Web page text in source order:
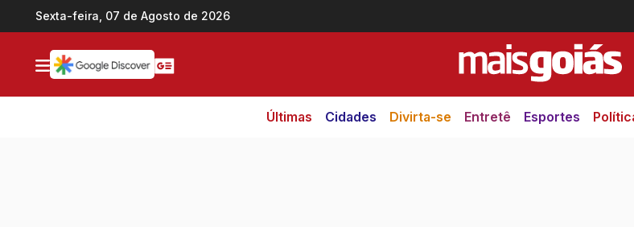
Ir direto pro conteúdo
Sexta-feira, 07 de Agosto de 2026
Últimas Cidades Divirta-se Entretê Esportes